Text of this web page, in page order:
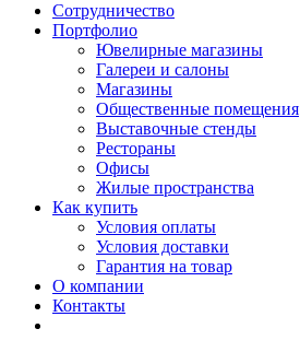
Сотрудничество
Портфолио
Ювелирные магазины
Галереи и салоны
Магазины
Общественные помещения
Выставочные стенды
Рестораны
Офисы
Жилые пространства
Как купить
Условия оплаты
Условия доставки
Гарантия на товар
О компании
Контакты